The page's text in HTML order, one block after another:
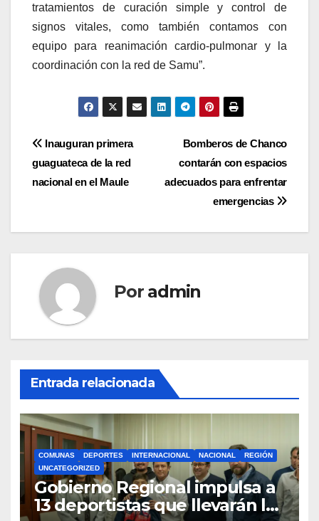
tratamientos de curación simple y control de
signos vitales, como también contamos con
equipo para reanimación cardio-pulmonar y la
coordinación con la red de Samu”.
Navegación
de
Bomberos de Chanco
contarán con espacios
adecuados para enfrentar
emergencias
Inauguran primera
guaguateca de la red
nacional en el Maule
Por admin
Entrada relacionada
COMUNAS DEPORTES INTERNACIONAL NACIONAL
REGIÓN
UNCATEGORIZED
Gobierno Regional impulsa a
13 deportistas que llevarán la